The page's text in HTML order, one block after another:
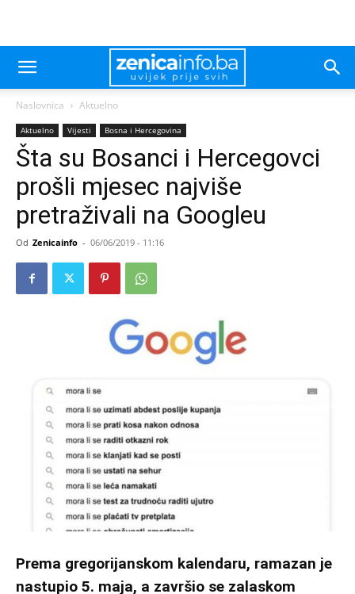
Naslovnica Aktuelno
Aktuelno Vijesti Bosna i Hercegovina
Šta su Bosanci i Hercegovci
prošli mjesec najviše
pretraživali na Googleu
Od Zenicainfo - 06/06/2019 - 11:16
Prema gregorijanskom kalendaru, ramazan je
nastupio 5. maja, a završio se zalaskom